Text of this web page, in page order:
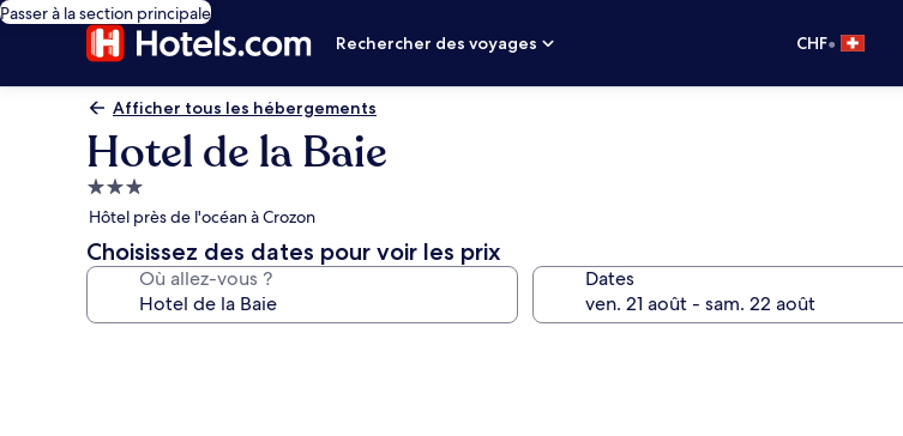
Passer à la section principale
Rechercher des voyages
CHF•
Afficher tous les hébergements
Hotel de la Baie
Hébergement
3.0 étoiles
Hôtel près de l'océan à Crozon
Choisissez des dates pour voir les prix
Où allez-vous ? Dates